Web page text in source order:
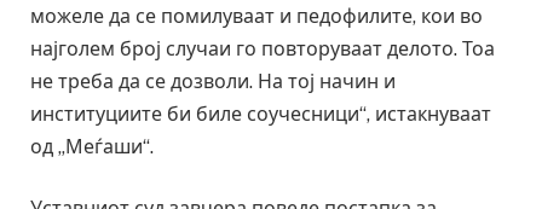
можеле да се помилуваат и педофилите, кои во
најголем број случаи го повторуваат делото. Тоа
не треба да се дозволи. На тој начин и
институциите би биле соучесници“, истакнуваат
од „Меѓаши“.